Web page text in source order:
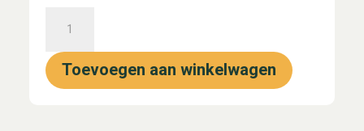
"Donkergrijs"
Verticaal
(Kurk)
Toevoegen aan winkelwagen